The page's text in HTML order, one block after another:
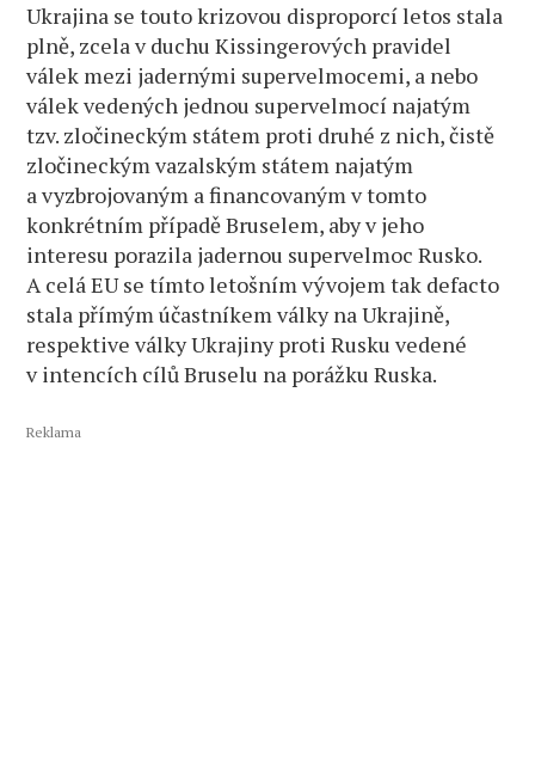
Ukrajina se touto krizovou disproporcí letos stala
plně, zcela v duchu Kissingerových pravidel
válek mezi jadernými supervelmocemi, a nebo
válek vedených jednou supervelmocí najatým
tzv. zločineckým státem proti druhé z nich, čistě
zločineckým vazalským státem najatým
a vyzbrojovaným a financovaným v tomto
konkrétním případě Bruselem, aby v jeho
interesu porazila jadernou supervelmoc Rusko.
A celá EU se tímto letošním vývojem tak defacto
stala přímým účastníkem války na Ukrajině,
respektive války Ukrajiny proti Rusku vedené
v intencích cílů Bruselu na porážku Ruska.
Reklama